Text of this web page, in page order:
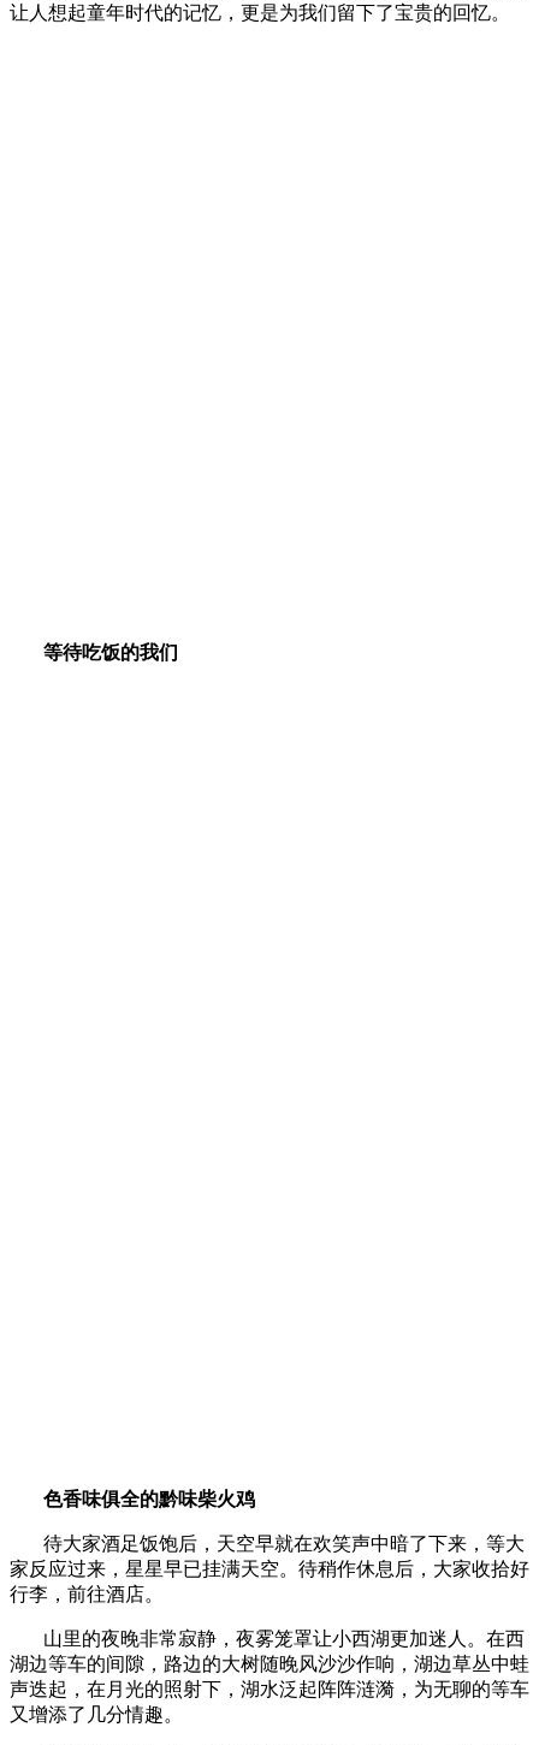
让人想起童年时代的记忆，更是为我们留下了宝贵的回忆。
等待吃饭的我们
色香味俱全的黔味柴火鸡
待大家酒足饭饱后，天空早就在欢笑声中暗了下来，等大
家反应过来，星星早已挂满天空。待稍作休息后，大家收拾好
行李，前往酒店。
山里的夜晚非常寂静，夜雾笼罩让小西湖更加迷人。在西
湖边等车的间隙，路边的大树随晚风沙沙作响，湖边草丛中蛙
声迭起，在月光的照射下，湖水泛起阵阵涟漪，为无聊的等车
又增添了几分情趣。